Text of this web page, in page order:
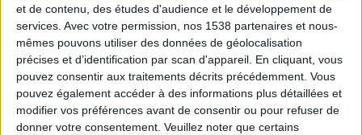
et de contenu, des études d'audience et le développement de
services. Avec votre permission, nos 1538 partenaires et nous-
mêmes pouvons utiliser des données de géolocalisation
précises et d’identification par scan d'appareil. En cliquant, vous
pouvez consentir aux traitements décrits précédemment. Vous
pouvez également accéder à des informations plus détaillées et
modifier vos préférences avant de consentir ou pour refuser de
donner votre consentement. Veuillez noter que certains
Peut-on remplacer la viande par des féculents
? Consultation diététique du 05/08/2026